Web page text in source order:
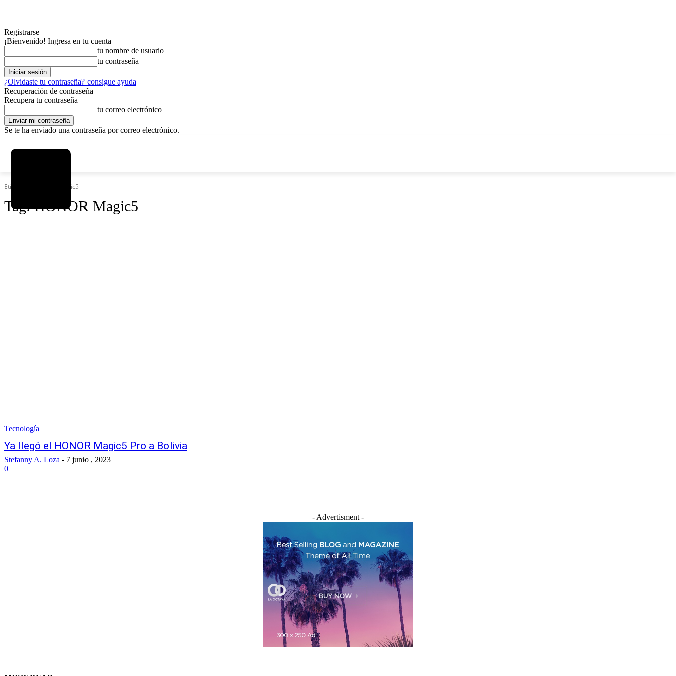
Registrarse
¡Bienvenido! Ingresa en tu cuenta
tu nombre de usuario
tu contraseña
¿Olvidaste tu contraseña? consigue ayuda
Recuperación de contraseña
Recupera tu contraseña
tu correo electrónico
Se te ha enviado una contraseña por correo electrónico.
Etiquetas HONOR Magic5
Tag:HONOR Magic5
Tecnología
Ya llegó el HONOR Magic5 Pro a Bolivia
Stefanny A. Loza - 7 junio , 2023
0
- Advertisment -